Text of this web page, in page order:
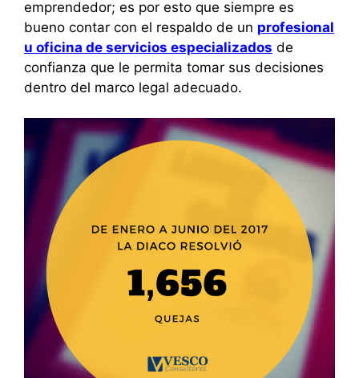
emprendedor; es por esto que siempre es
bueno contar con el respaldo de un profesional
u oficina de servicios especializados de
confianza que le permita tomar sus decisiones
dentro del marco legal adecuado.